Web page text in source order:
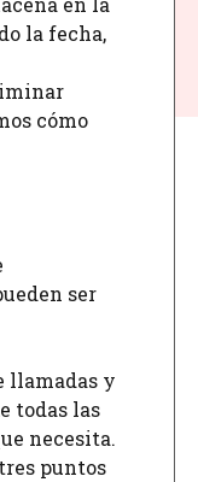
la fecha,
cómo
ser
llamadas y
todas las
necesita.
puntos